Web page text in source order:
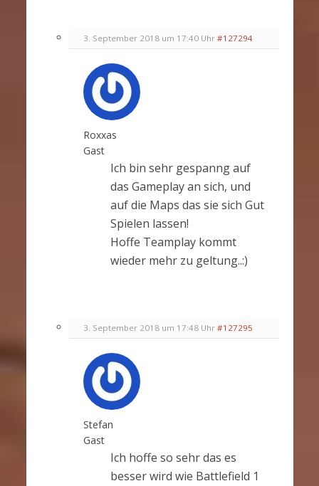
3. September 2018 um 17:40 Uhr #127294
Roxxas
Gast
Ich bin sehr gespanng auf
das Gameplay an sich, und
auf die Maps das sie sich Gut
Spielen lassen!
Hoffe Teamplay kommt
wieder mehr zu geltung..:)
3. September 2018 um 17:48 Uhr #127295
Stefan
Gast
Ich hoffe so sehr das es
besser wird wie Battlefield 1